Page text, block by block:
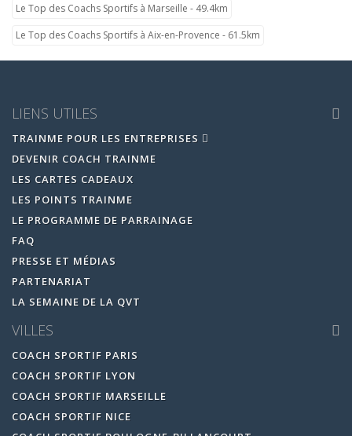
Le Top des Coachs Sportifs à Marseille - 49.4km
Le Top des Coachs Sportifs à Aix-en-Provence - 61.5km
LIENS UTILES
TRAINME POUR LES ENTREPRISES
DEVENIR COACH TRAINME
LES CARTES CADEAUX
LES POINTS TRAINME
LE PROGRAMME DE PARRAINAGE
FAQ
PRESSE ET MÉDIAS
PARTENARIAT
LA SEMAINE DE LA QVT
VILLES
COACH SPORTIF PARIS
COACH SPORTIF LYON
COACH SPORTIF MARSEILLE
COACH SPORTIF NICE